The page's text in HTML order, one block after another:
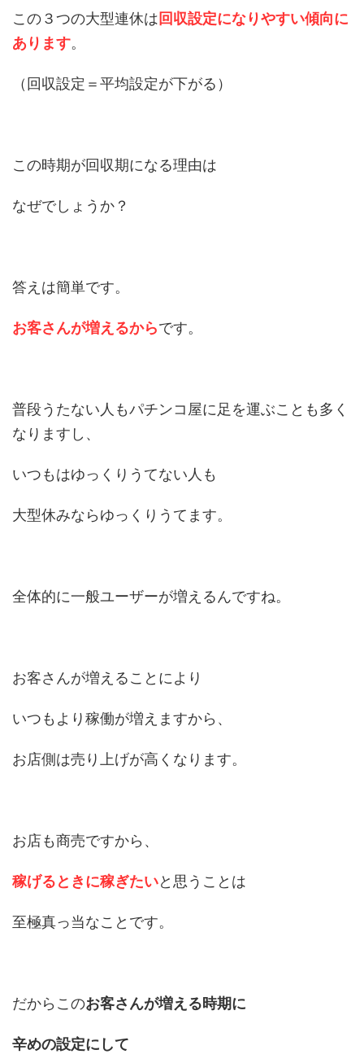
この３つの大型連休は回収設定になりやすい傾向に
あります。
（回収設定＝平均設定が下がる）
この時期が回収期になる理由は
なぜでしょうか？
答えは簡単です。
お客さんが増えるからです。
普段うたない人もパチンコ屋に足を運ぶことも多く
なりますし、
いつもはゆっくりうてない人も
大型休みならゆっくりうてます。
全体的に一般ユーザーが増えるんですね。
お客さんが増えることにより
いつもより稼働が増えますから、
お店側は売り上げが高くなります。
お店も商売ですから、
稼げるときに稼ぎたいと思うことは
至極真っ当なことです。
だからこのお客さんが増える時期に
辛めの設定にして